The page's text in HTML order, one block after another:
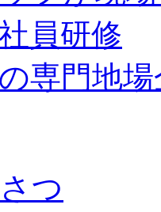
員研修
専門地
つ